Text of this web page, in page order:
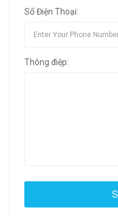
Số Điện Thoại:
Thông điệp: